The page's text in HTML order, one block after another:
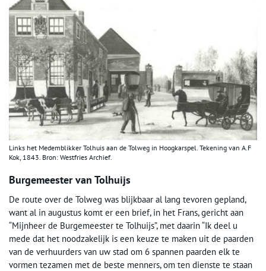
Links het Medemblikker Tolhuis aan de Tolweg in Hoogkarspel. Tekening van A.F
Kok, 1843. Bron: Westfries Archief.
Burgemeester van Tolhuijs
De route over de Tolweg was blijkbaar al lang tevoren gepland,
want al in augustus komt er een brief, in het Frans, gericht aan
“Mijnheer de Burgemeester te Tolhuijs”, met daarin “Ik deel u
mede dat het noodzakelijk is een keuze te maken uit de paarden
van de verhuurders van uw stad om 6 spannen paarden elk te
vormen tezamen met de beste menners, om ten dienste te staan